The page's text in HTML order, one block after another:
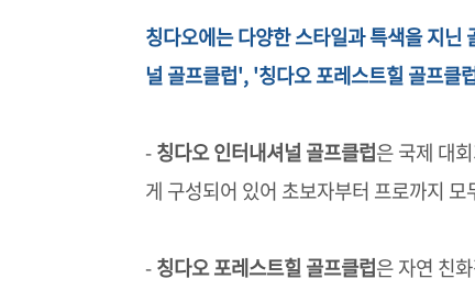
칭다오에는 다양한 스타일과 특색을 지
널 골프클럽', '칭다오 포레스트힐 골프클
-칭다오 인터내셔널 골프클럽은 국제 대
게 구성되어 있어 초보자부터 프로까지
-칭다오 포레스트힐 골프클럽은 자연 친